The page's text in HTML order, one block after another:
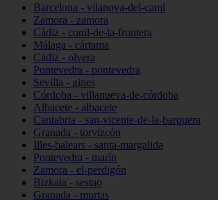
Barcelona - vilanova-del-camí
Zamora - zamora
Cádiz - conil-de-la-frontera
Málaga - cártama
Cádiz - olvera
Pontevedra - pontevedra
Sevilla - gines
Córdoba - villanueva-de-córdoba
Albacete - albacete
Cantabria - san-vicente-de-la-barquera
Granada - torvizcón
Illes-balears - santa-margalida
Pontevedra - marín
Zamora - el-perdigón
Bizkaia - sestao
Granada - murtas